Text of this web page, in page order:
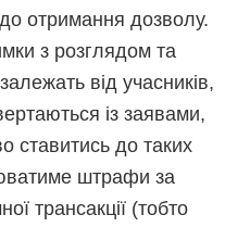
до отримання дозволу.
з розглядом та
від учасників,
із заявами,
ставитись до таких
штрафи за
трансакції (тобто